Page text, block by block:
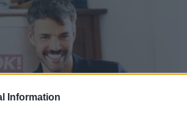
Information